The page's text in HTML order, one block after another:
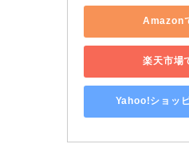
Amazon
楽天市場
Yahoo!ショッ